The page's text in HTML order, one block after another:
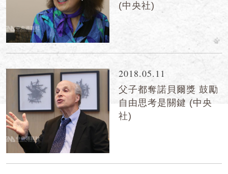
(中央社)
2018.05.11
父子都奪諾貝爾獎 鼓勵
自由思考是關鍵 (中央
社)